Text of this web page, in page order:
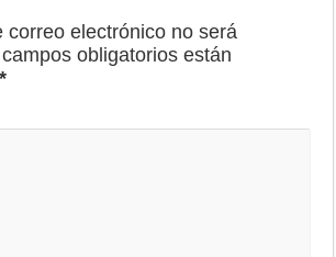
correo electrónico no será
obligatorios están
*